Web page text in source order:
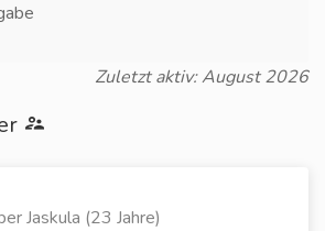
Zuletzt aktiv: August 2026
Jaskula (23 Jahre)